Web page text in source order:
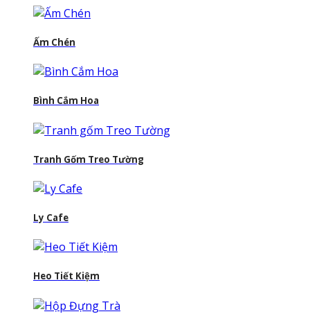
Ấm Chén
Bình Cắm Hoa
Tranh Gốm Treo Tường
Ly Cafe
Heo Tiết Kiệm